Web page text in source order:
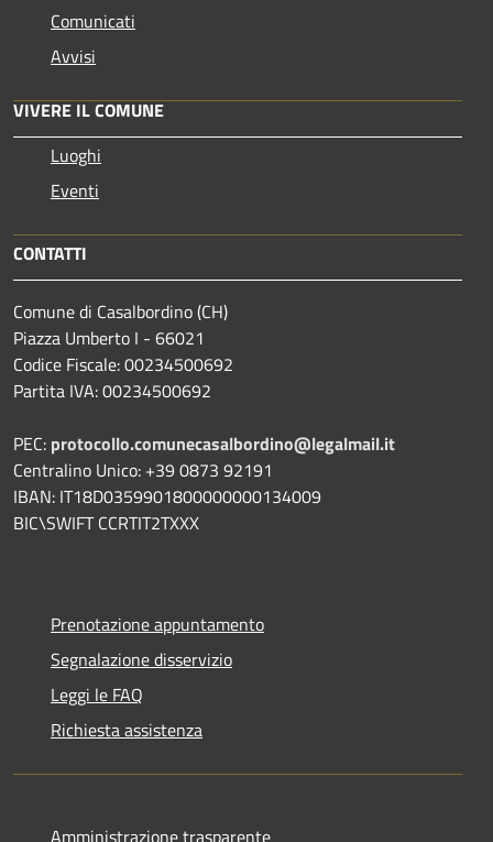
Comunicati
Avvisi
VIVERE IL COMUNE
Luoghi
Eventi
CONTATTI
Comune di Casalbordino (CH)
Piazza Umberto I - 66021
Codice Fiscale: 00234500692
Partita IVA: 00234500692
PEC: protocollo.comunecasalbordino@legalmail.it
Centralino Unico: +39 0873 92191
IBAN: IT18D0359901800000000134009
BIC\SWIFT CCRTIT2TXXX
Prenotazione appuntamento
Segnalazione disservizio
Leggi le FAQ
Richiesta assistenza
Amministrazione trasparente